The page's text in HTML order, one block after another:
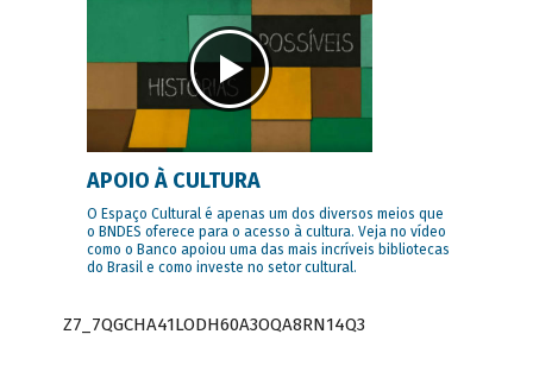
APOIO À CULTURA
O Espaço Cultural é apenas um dos diversos meios que
o BNDES oferece para o acesso à cultura. Veja no vídeo
como o Banco apoiou uma das mais incríveis bibliotecas
do Brasil e como investe no setor cultural.
Z7_7QGCHA41LODH60A3OQA8RN14Q3